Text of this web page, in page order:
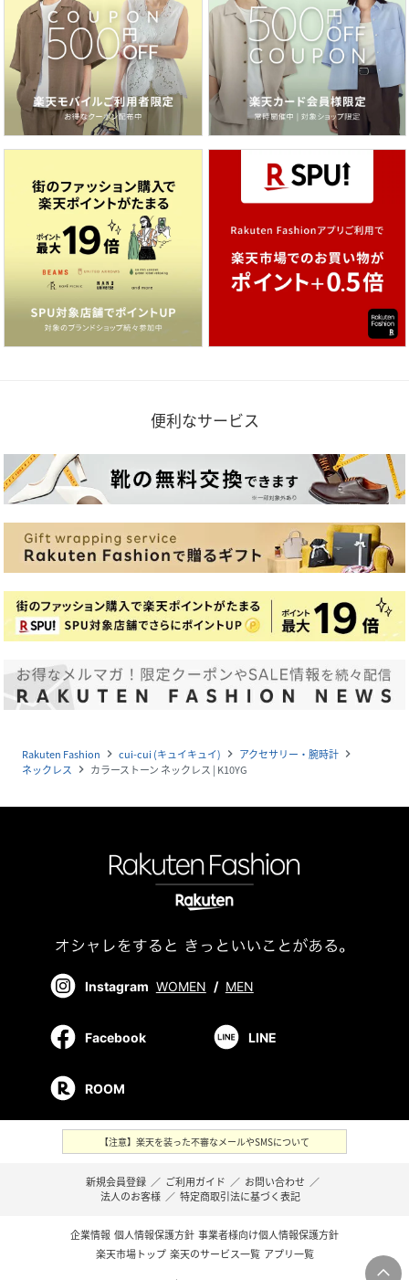
便利なサービス
Rakuten Fashion navigate_next cui-cui (キュイキュイ) navigate_next アクセサリー・腕時計 navigate_next
ネックレス navigate_next カラーストーン ネックレス | K10YG
Instagram WOMEN / MEN
Facebook LINE
ROOM
【注意】楽天を装った不審なメールやSMSについて
新規会員登録 ／ ご利用ガイド ／ お問い合わせ ／
法人のお客様 ／ 特定商取引法に基づく表記
企業情報 個人情報保護方針 事業者様向け個人情報保護方針
楽天市場トップ 楽天のサービス一覧 アプリ一覧